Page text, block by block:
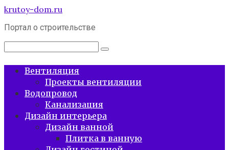
Перейти
контенту
krutoy-dom.ru
Портал о строительстве
Поиск:
Вентиляция
Проекты вентиляции
Водопровод
Канализация
Дизайн интерьера
Дизайн ванной
Плитка в ванную